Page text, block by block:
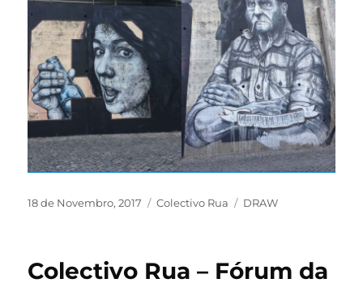
18 de Novembro, 2017 Colectivo Rua DRAW
Colectivo Rua – Fórum da